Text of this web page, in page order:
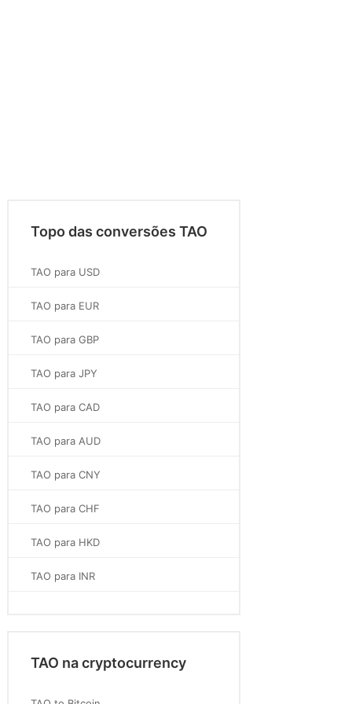
Topo das conversões TAO
TAO para USD
TAO para EUR
TAO para GBP
TAO para JPY
TAO para CAD
TAO para AUD
TAO para CNY
TAO para CHF
TAO para HKD
TAO para INR
TAO na cryptocurrency